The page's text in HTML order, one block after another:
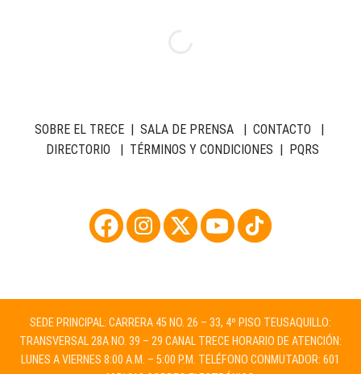
SOBRE EL TRECE| SALA DE PRENSA| CONTACTO |
DIRECTORIO | TÉRMINOS Y CONDICIONES | PQRS
SEDE PRINCIPAL: CARRERA 45 NO. 26 – 33, 4º PISO TEUSAQUILLO:
TRANSVERSAL 28A NO. 39 – 29 CANAL TRECE HORARIO DE ATENCIÓN:
LUNES A VIERNES 8:00 A.M. – 5:00 P.M. TELÉFONO CONMUTADOR: 601